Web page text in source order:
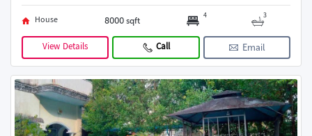
House 8000 sqft 4 3
View Details Call Email